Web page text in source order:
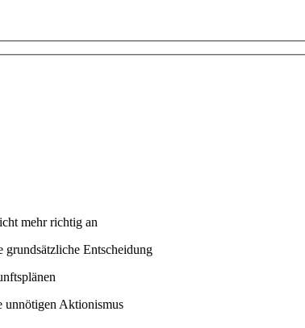
mehr richtig an
grundsätzliche Entscheidung
unnötigen Aktionismus